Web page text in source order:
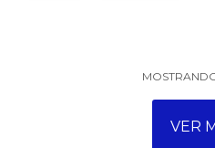
VER